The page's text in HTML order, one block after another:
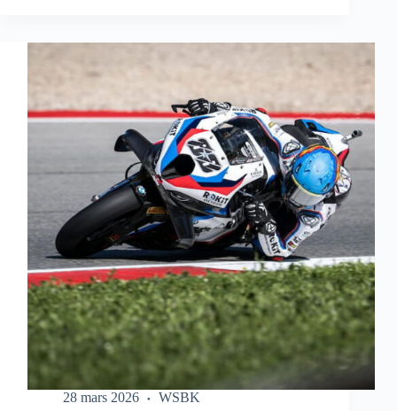
MAGNIFIQUE
EN
SPRINT
AUSTIN
28 mars 2026 WSBK